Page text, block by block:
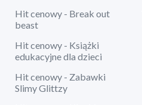
Hit cenowy - Break out
beast
Hit cenowy - Książki
edukacyjne dla dzieci
Hit cenowy - Zabawki
Slimy Glittzy